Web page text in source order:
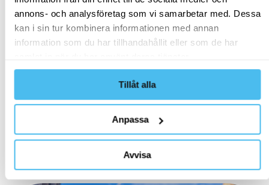
annons- och analysföretag som vi samarbetar med. Dessa
kan i sin tur kombinera informationen med annan
information som du har tillhandahållit eller som de har
Tillåt alla
Anpassa
Avvisa
personuppgifter.
Jag samtycker till att VASS kan skicka e-post
i marknadsföringssyfte
Relaterat innehåll